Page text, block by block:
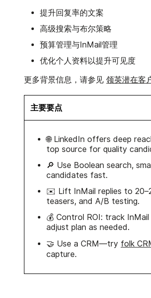
提升回复率的文案
高级搜索与布尔策略
预算管理与InMail管理
优化个人资料以提升可见度
更多背景信息，请参见领英潜在客
主要要点
🌐 LinkedIn offers deep
top source for quality
🔎 Use Boolean search,
candidates fast.
✉️ Lift InMail replies to
teasers, and A/B testing.
💰 Control ROI: track
adjust plan as needed.
🤝 Use a CRM—try folk
capture.